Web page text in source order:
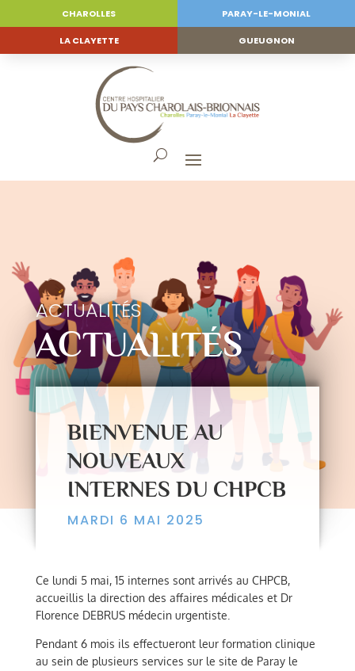
CHAROLLES PARAY-LE-MONIAL
LA CLAYETTE GUEUGNON
ACTUALITÉS
ACTUALITÉS
BIENVENUE AU
NOUVEAUX
INTERNES DU CHPCB
MARDI 6 MAI 2025
Ce lundi 5 mai, 15 internes sont arrivés au CHPCB,
accueillis la direction des affaires médicales et Dr
Florence DEBRUS médecin urgentiste.
Pendant 6 mois ils effectueront leur formation clinique
au sein de plusieurs services sur le site de Paray le